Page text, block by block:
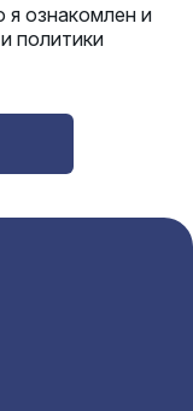
ознакомлен и
политики